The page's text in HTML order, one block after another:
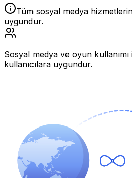
Tüm sosyal medya
uygundur.
Sosyal medya ve oyun
kullanıcılara uygundur.